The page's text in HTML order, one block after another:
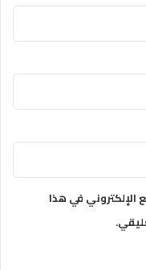
الإلكتروني في هذا